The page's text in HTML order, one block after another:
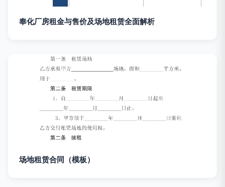
奉化厂房租金与售价及场地租赁全面解析
场地租赁合同（模板）